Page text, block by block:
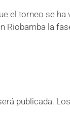
el torneo se
Riobamba la
publicada.